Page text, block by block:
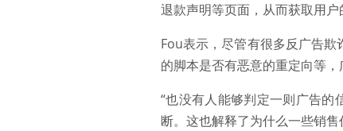
退款声明等页面，从而获取用户
Fou表示，尽管有很多反广告
的脚本是否有恶意的重定向等，
“也没有人能够判定一则广告的
断。这也解释了为什么一些销